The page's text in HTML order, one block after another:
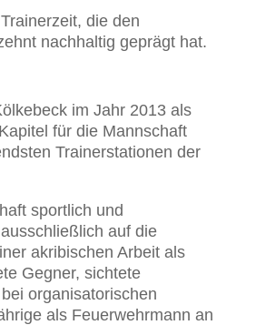
die den
nachhaltig geprägt hat.
im Jahr 2013 als
für die Mannschaft
Trainerstationen der
sportlich und
auf die
akribischen Arbeit als
Gegner, sichtete
organisatorischen
als Feuerwehrmann an